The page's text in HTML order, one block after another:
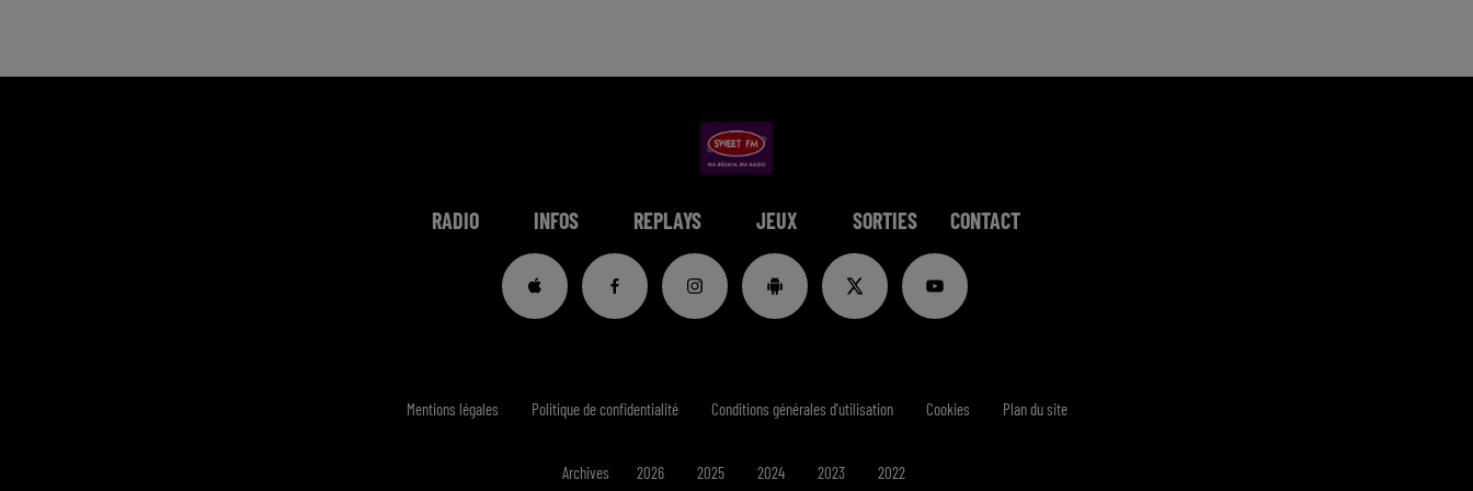
RADIO INFOS REPLAYS JEUX SORTIES CONTACT
Mentions légales Politique de confidentialité Conditions générales d'utilisation Cookies Plan du site
Archives 2026 2025 2024 2023 2022